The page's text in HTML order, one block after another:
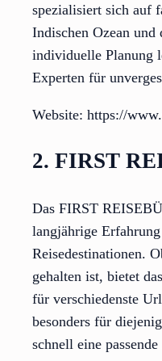
spezialisiert sich auf
Indischen Ozean
individuelle Planung
Experten für
Website: https://
2. FIRST
Das FIRST
langjährige
Reisedestinationen.
gehalten ist, bietet
für verschiedenste
besonders für
schnell eine